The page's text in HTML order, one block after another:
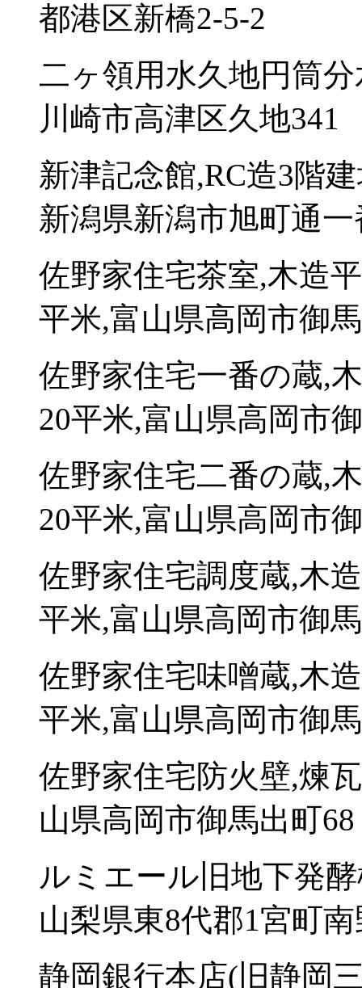
都港区新橋2-5-2
二ヶ領用水久地円筒
川崎市高津区久地341
新津記念館,RC造3階
新潟県新潟市旭町通一
佐野家住宅茶室,木造
平米,富山県高岡市御
佐野家住宅一番の蔵,
20平米,富山県高岡市
佐野家住宅二番の蔵,
20平米,富山県高岡市
佐野家住宅調度蔵,木
平米,富山県高岡市御
佐野家住宅味噌蔵,木
平米,富山県高岡市御
佐野家住宅防火壁,煉
山県高岡市御馬出町68
ルミエール旧地下発
山梨県東8代郡1宮町
静岡銀行本店(旧静岡